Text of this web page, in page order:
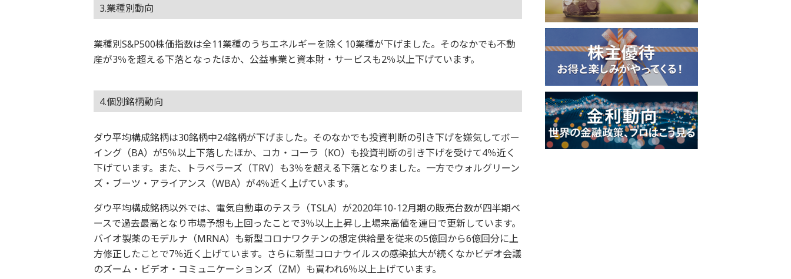
3.業種別動向
業種別S&P500株価指数は全11業種のうちエネルギーを除く10業種が下げました。そのなかでも不動
産が3％を超える下落となったほか、公益事業と資本財・サービスも2％以上下げています。
4.個別銘柄動向
ダウ平均構成銘柄は30銘柄中24銘柄が下げました。そのなかでも投資判断の引き下げを嫌気してボー
イング（BA）が5％以上下落したほか、コカ・コーラ（KO）も投資判断の引き下げを受けて4％近く
下げています。また、トラベラーズ（TRV）も3％を超える下落となりました。一方でウォルグリーン
ズ・ブーツ・アライアンス（WBA）が4％近く上げています。
ダウ平均構成銘柄以外では、電気自動車のテスラ（TSLA）が2020年10-12月期の販売台数が四半期ベ
ースで過去最高となり市場予想も上回ったことで3％以上上昇し上場来高値を連日で更新しています。
バイオ製薬のモデルナ（MRNA）も新型コロナワクチンの想定供給量を従来の5億回から6億回分に上
方修正したことで7％近く上げています。さらに新型コロナウイルスの感染拡大が続くなかビデオ会議
のズーム・ビデオ・コミュニケーションズ（ZM）も買われ6％以上上げています。